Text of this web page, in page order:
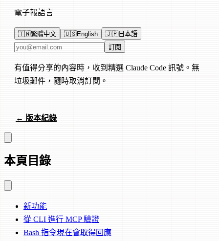
電子報語言
🇹🇼繁體中文 🇺🇸English 🇯🇵日本語
電子郵件地址 訂閱
有值得分享的內容時，收到精選 Claude Code 訊號。無
垃圾郵件，隨時取消訂閱。
← 版本紀錄
本頁目錄
新功能
從 CLI 進行 MCP 驗證
Bash 指令現在會取得回應